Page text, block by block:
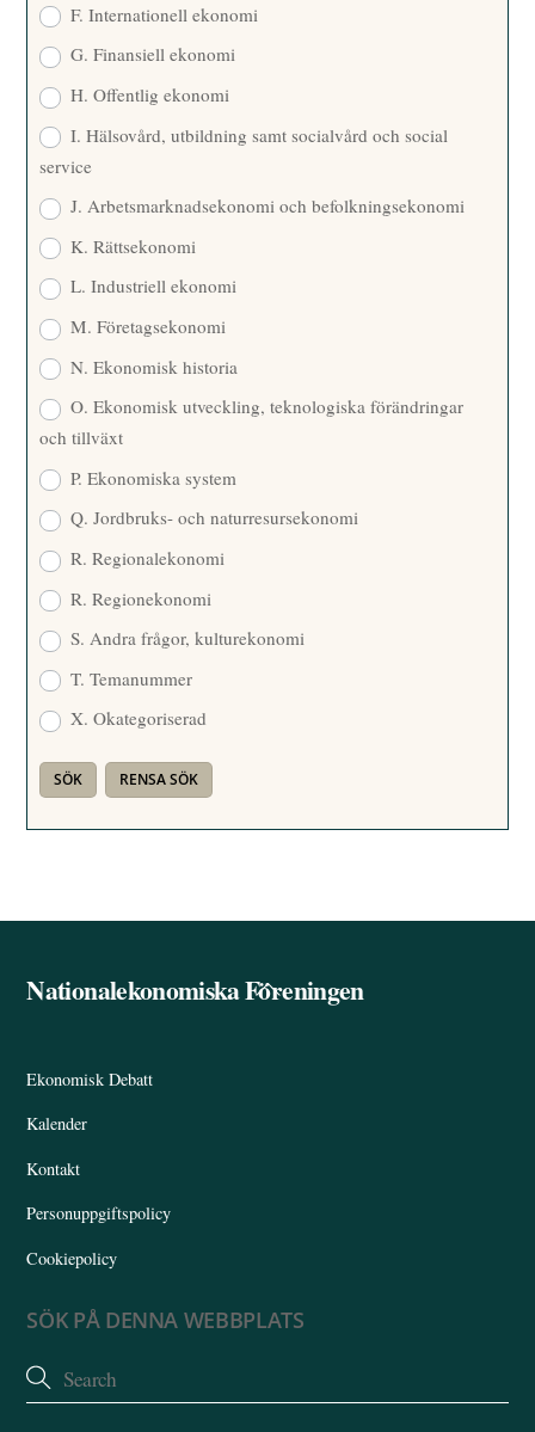
F. Internationell ekonomi
G. Finansiell ekonomi
H. Offentlig ekonomi
I. Hälsovård, utbildning samt socialvård och social
service
J. Arbetsmarknadsekonomi och befolkningsekonomi
K. Rättsekonomi
L. Industriell ekonomi
M. Företagsekonomi
N. Ekonomisk historia
O. Ekonomisk utveckling, teknologiska förändringar
och tillväxt
P. Ekonomiska system
Q. Jordbruks- och naturresursekonomi
R. Regionalekonomi
R. Regionekonomi
S. Andra frågor, kulturekonomi
T. Temanummer
X. Okategoriserad
Back
Nationalekonomiska Föreningen
Ekonomisk Debatt
Kalender
Kontakt
Personuppgiftspolicy
Cookiepolicy
SÖK PÅ DENNA WEBBPLATS